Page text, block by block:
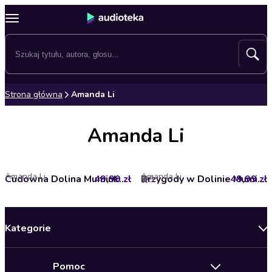
Strona główna Amanda Li
Amanda Li
Cudowna Dolina Muminków
Amanda Li 49,99 zł Przygody w Dolinie Muminków
Amanda Li
5 49,99 zł
Kategorie
Pomoc